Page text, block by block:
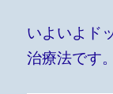
いよいよド
治療法です。